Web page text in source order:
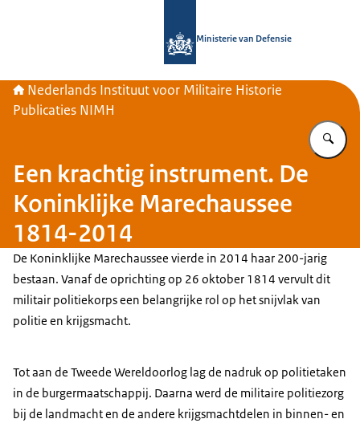
Ministerie van Defensie
Nederlands Instituut voor Militaire Historie
Publicaties NIMH
Een krachtig instrument. De
Koninklijke Marechaussee
1814-2014
De Koninklijke Marechaussee vierde in 2014 haar 200-jarig
bestaan. Vanaf de oprichting op 26 oktober 1814 vervult dit
militair politiekorps een belangrijke rol op het snijvlak van
politie en krijgsmacht.
Tot aan de Tweede Wereldoorlog lag de nadruk op politietaken
in de burgermaatschappij. Daarna werd de militaire politiezorg
bij de landmacht en de andere krijgsmachtdelen in binnen- en